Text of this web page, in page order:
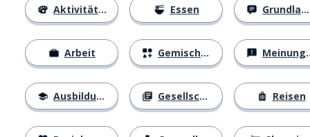
Aktivitäten
Arbeit
Ausbildung
Essen
Gemischtes
Gesellschaft
Grundlagen
Meinungen
Reisen